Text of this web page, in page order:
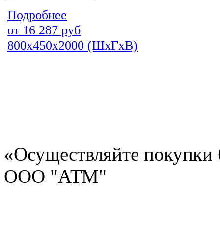
Подробнее
от 16 287 руб
800х450х2000 (ШхГхВ)
«Осуществляйте покупки
ООО "АТМ"